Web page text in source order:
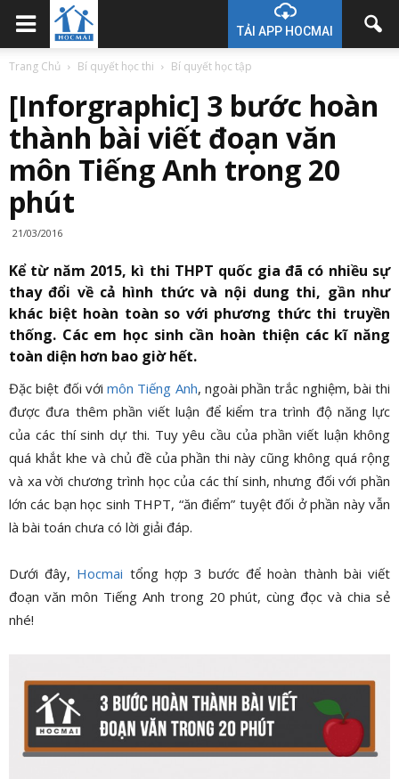
TẢI APP HOCMAI
Trang Chủ Bí quyết học thi Bí quyết học tập
[Inforgraphic] 3 bước hoàn
thành bài viết đoạn văn
môn Tiếng Anh trong 20
phút
21/03/2016
Kể từ năm 2015, kì thi THPT quốc gia đã có nhiều sự
thay đổi về cả hình thức và nội dung thi, gần như
khác biệt hoàn toàn so với phương thức thi truyền
thống. Các em học sinh cần hoàn thiện các kĩ năng
toàn diện hơn bao giờ hết.
Đặc biệt đối với môn Tiếng Anh, ngoài phần trắc nghiệm, bài thi
được đưa thêm phần viết luận để kiểm tra trình độ năng lực
của các thí sinh dự thi. Tuy yêu cầu của phần viết luận không
quá khắt khe và chủ đề của phần thi này cũng không quá rộng
và xa vời chương trình học của các thí sinh, nhưng đối với phần
lớn các bạn học sinh THPT, “ăn điểm” tuyệt đối ở phần này vẫn
là bài toán chưa có lời giải đáp.
Dưới đây, Hocmai tổng hợp 3 bước để hoàn thành bài viết
đoạn văn môn Tiếng Anh trong 20 phút, cùng đọc và chia sẻ
nhé!